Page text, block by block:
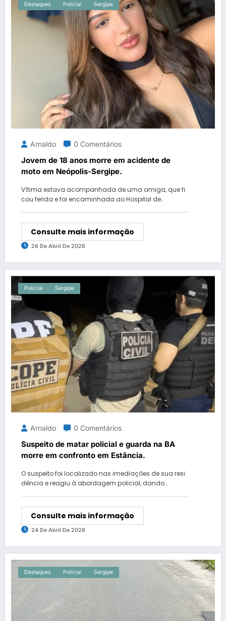
Destaques Policial Sergipe
Arnaldo 0 Comentários
Jovem de 18 anos morre em acidente de
moto em Neópolis-Sergipe.
Vítima estava acompanhada de uma amiga, que fi
cou ferida e foi encaminhada ao Hospital de…
Consulte mais informação
26 De Abril De 2026
Policial Sergipe
Arnaldo 0 Comentários
Suspeito de matar policial e guarda na BA
morre em confronto em Estância.
O suspeito foi localizado nas imediações de sua resi
dência e reagiu à abordagem policial, dando…
Consulte mais informação
24 De Abril De 2026
Destaques Policial Sergipe